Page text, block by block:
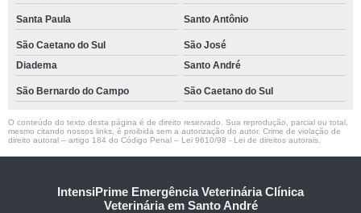
Santa Paula Santo Antônio
São Caetano do Sul
São José
Diadema
Santo André
São Bernardo do Campo São Caetano do Sul
O conteúdo do texto desta página é de direito reservado. Sua reprodução, parcial ou total,
mesmo citando nossos links, é proibida sem a autorização do autor. Crime de violação de
direito autoral – artigo 184 do Código Penal – Lei 9610/98 - Lei de direitos autorais
IntensiPrime Emergência Veterinária Clínica
Veterinária em Santo André